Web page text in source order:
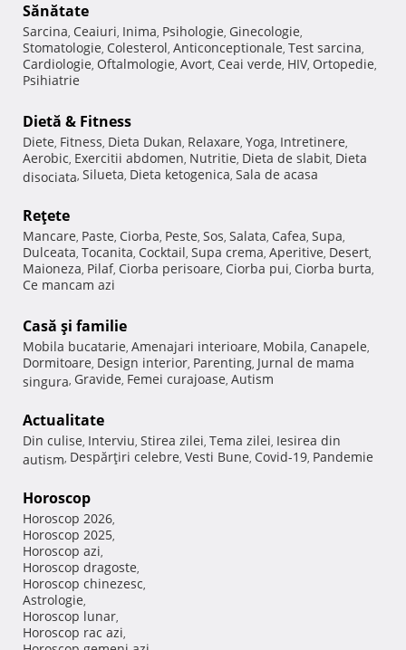
Sănătate
Sarcina, Ceaiuri, Inima, Psihologie, Ginecologie,
Stomatologie, Colesterol, Anticonceptionale, Test sarcina,
Cardiologie, Oftalmologie, Avort, Ceai verde, HIV, Ortopedie,
Psihiatrie
Dietă & Fitness
Diete, Fitness, Dieta Dukan, Relaxare, Yoga, Intretinere,
Aerobic, Exercitii abdomen, Nutritie, Dieta de slabit, Dieta
disociata, Silueta, Dieta ketogenica, Sala de acasa
Reţete
Mancare, Paste, Ciorba, Peste, Sos, Salata, Cafea, Supa,
Dulceata, Tocanita, Cocktail, Supa crema, Aperitive, Desert,
Maioneza, Pilaf, Ciorba perisoare, Ciorba pui, Ciorba burta,
Ce mancam azi
Casă şi familie
Mobila bucatarie, Amenajari interioare, Mobila, Canapele,
Dormitoare, Design interior, Parenting, Jurnal de mama
singura, Gravide, Femei curajoase, Autism
Actualitate
Din culise, Interviu, Stirea zilei, Tema zilei, Iesirea din
autism, Despărţiri celebre, Vesti Bune, Covid-19, Pandemie
Horoscop
Horoscop 2026,
Horoscop 2025,
Horoscop azi,
Horoscop dragoste,
Horoscop chinezesc,
Astrologie,
Horoscop lunar,
Horoscop rac azi,